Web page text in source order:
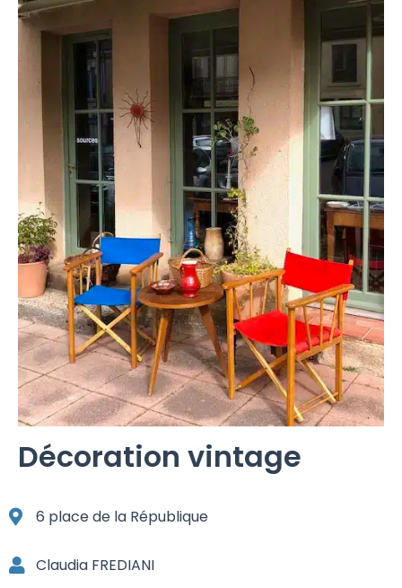
Décoration vintage
6 place de la République
Claudia FREDIANI